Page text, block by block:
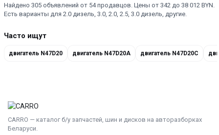
Найдено 305 объявлений от 54 продавцов. Цены от 342 до 38 012 BYN.
Есть варианты для 2.0 дизель, 3.0, 2.0, 2.5, 3.0 дизель, другие.
Часто ищут
двигатель N47D20 двигатель N47D20A двигатель N47D20C
CARRO — каталог б/у запчастей, шин и дисков на авторазборках
Беларуси.